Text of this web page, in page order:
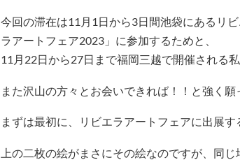
今回の滞在は11月1日から3日間池袋にあるリ
ラアートフェア2023」に参加するためと、
11月22日から27日まで福岡三越で開催される
また沢山の方々とお会いできれば！！と強く願
まずは最初に、リビエラアートフェアに出展す
上の二枚の絵がまさにその絵なのですが、同じ